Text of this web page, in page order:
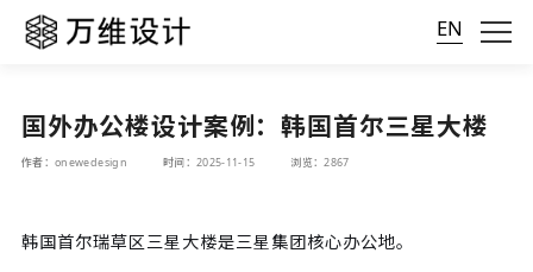
EN
国外办公楼设计案例：韩国首尔三星大楼
作者：onewedesign 时间：2025-11-15 浏览：2867
韩国首尔瑞草区三星大楼是三星集团核心办公地。